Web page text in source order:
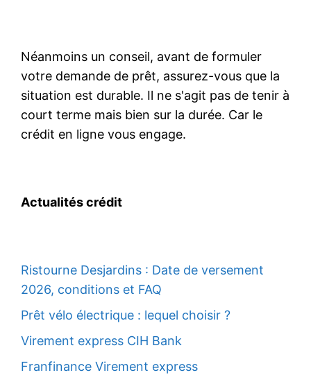
Néanmoins un conseil, avant de formuler
votre demande de prêt, assurez-vous que la
situation est durable. Il ne s'agit pas de tenir à
court terme mais bien sur la durée. Car le
crédit en ligne vous engage.
Actualités crédit
Ristourne Desjardins : Date de versement
2026, conditions et FAQ
Prêt vélo électrique : lequel choisir ?
Virement express CIH Bank
Franfinance Virement express